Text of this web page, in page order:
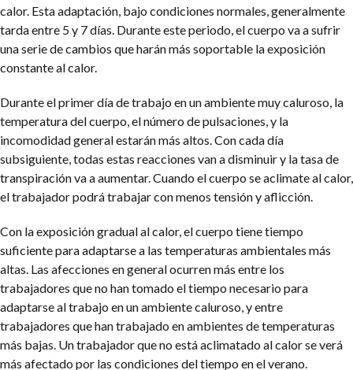
calor. Esta adaptación, bajo condiciones normales, generalmente
tarda entre 5 y 7 días. Durante este periodo, el cuerpo va a sufrir
una serie de cambios que harán más soportable la exposición
constante al calor.
Durante el primer día de trabajo en un ambiente muy caluroso, la
temperatura del cuerpo, el número de pulsaciones, y la
incomodidad general estarán más altos. Con cada día
subsiguiente, todas estas reacciones van a disminuir y la tasa de
transpiración va a aumentar. Cuando el cuerpo se aclimate al calor,
el trabajador podrá trabajar con menos tensión y aflicción.
Con la exposición gradual al calor, el cuerpo tiene tiempo
suficiente para adaptarse a las temperaturas ambientales más
altas. Las afecciones en general ocurren más entre los
trabajadores que no han tomado el tiempo necesario para
adaptarse al trabajo en un ambiente caluroso, y entre
trabajadores que han trabajado en ambientes de temperaturas
más bajas. Un trabajador que no está aclimatado al calor se verá
más afectado por las condiciones del tiempo en el verano.